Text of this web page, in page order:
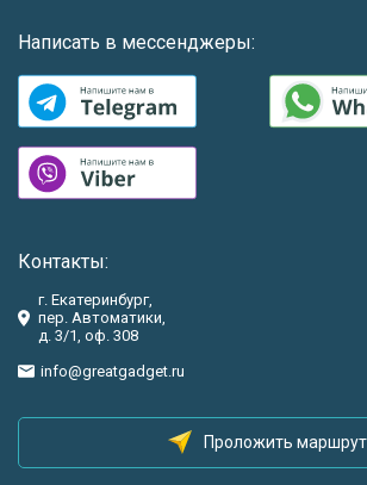
Написать в мессенджеры:
Контакты:
г. Екатеринбург,
пер. Автоматики,
д. 3/1, оф. 308
info@greatgadget.ru
Проложить маршрут